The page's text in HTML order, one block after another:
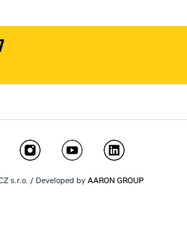
s.r.o. / Developed by AARON GROUP